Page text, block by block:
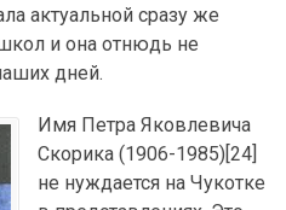
актуальной сразу же
и она отнюдь не
дней.
Имя Петра Яковлевича
Скорика (1906-1985)[24]
не нуждается на Чукотке